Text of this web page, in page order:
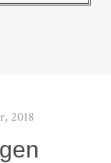
2018